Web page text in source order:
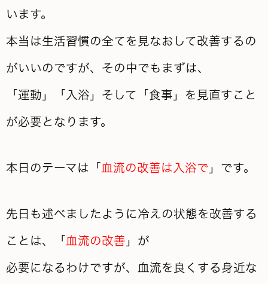
います。
本当は生活習慣の全てを見なおして改善するの
がいいのですが、その中でもまずは、
「運動」「入浴」そして「食事」を見直すこと
が必要となります。
本日のテーマは「 血流の改善は入浴で 」です。
先日も述べましたように冷えの状態を改善する
ことは、「 血流の改善 」が
必要になるわけですが、血流を良くする身近な